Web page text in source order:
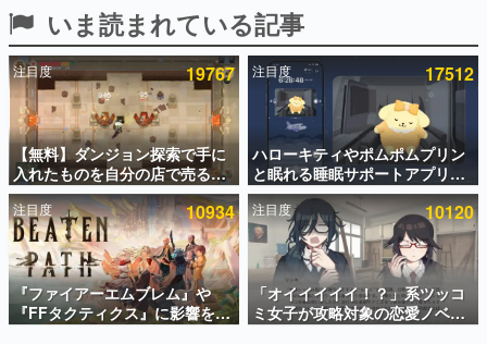
殿堂入り記事
SNS拡散数が数千以上！ ページビュー数万以上！ などな
ど。多くの人々に読まれた、電ファミ渾身の“殿堂入り”記
事をまとめました。
ゲームの企画書
名作ゲームクリエイターの方々に製作時のエピソードをお
聞きし、ヒットする企画（ゲーム）とは何か？を探ってい
きます。
赫本
この物語を解いてはいけない。『赫本』は、〈試験問題〉
の形をした短編ホラー小説集です。
新世代に訊く
これからのデジタルゲーム市場を担う若きクリエイター達
の姿を追い、彼らのルーツと情熱を探っていきます。
いま読まれている記事
注目度 19767
【無料】ダンジョン探索で手に
入れたものを自分の店で売るゲ
ーム『Moonlighter』がSteam
にて無料配布中！続編
『Moonlighter 2』の9月2日正
式リリースを記念したキャンペ
ーン
注目度 17512
ハローキティやポムポムプリン
と眠れる睡眠サポートアプリ
『ゆめたび』が配信中。キャラ
ごとのASMRや目覚ましアラー
ムも搭載
注目度 10934
『ファイアーエムブレム』や
『FFタクティクス』に影響を受
けた新作戦略RPG『Beaten
注目度 10120
「オイイイイイ！？」系ツッコ
ミ女子が攻略対象の恋愛ノベル
ゲーム『美術部カノジョ』